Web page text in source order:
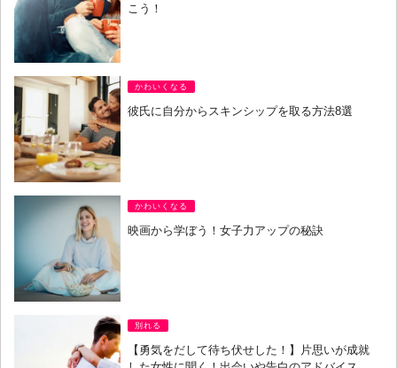
こう！
かわいくなる
彼氏に自分からスキンシップを取る方法8選
かわいくなる
映画から学ぼう！女子力アップの秘訣
別れる
【勇気をだして待ち伏せした！】片思いが成就